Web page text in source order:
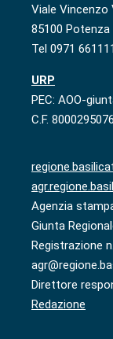
Viale Vincenzo
85100 Potenza
Tel 0971
URP
PEC: AOO-
C.F.
Agenzia
Giunta
Registrazione
Direttore
Redazione